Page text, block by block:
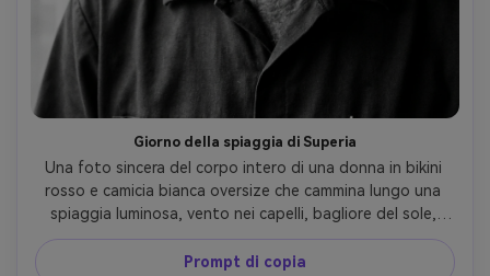
Giorno della spiaggia di Superia
Una foto sincera del corpo intero di una donna in bikini
rosso e camicia bianca oversize che cammina lungo una
spiaggia luminosa, vento nei capelli, bagliore del sole,
colori Fujifilm Superia 400 con ombre leggermente
verdastre, grano medio 35 mm, contrasto morbido, riflessi
Prompt di copia